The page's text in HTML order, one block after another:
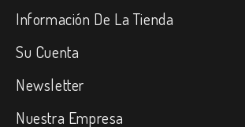
Información De La Tienda
Su Cuenta
Newsletter
Nuestra Empresa